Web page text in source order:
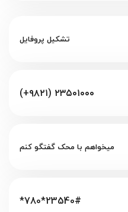
تشکیل پروفایل
(+۹۸۲۱) ۲۳۵۰۱۰۰۰
میخواهم با محک گفتگو کنم
*780*23540#